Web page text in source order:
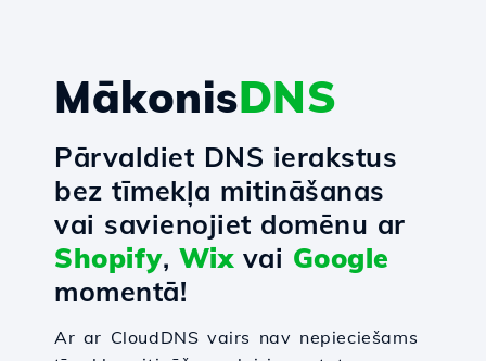
MākonisDNS
Pārvaldiet DNS ierakstus
bez tīmekļa mitināšanas
vai savienojiet domēnu ar
Shopify, Wixvai Google
momentā!
Ar ar CloudDNS vairs nav nepieciešams